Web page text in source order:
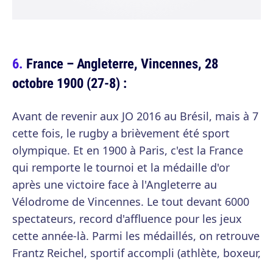
France – Angleterre, Vincennes, 28
octobre 1900 (27-8) :
Avant de revenir aux JO 2016 au Brésil, mais à 7
cette fois, le rugby a brièvement été sport
olympique. Et en 1900 à Paris, c'est la France
qui remporte le tournoi et la médaille d'or
après une victoire face à l'Angleterre au
Vélodrome de Vincennes. Le tout devant 6000
spectateurs, record d'affluence pour les jeux
cette année-là. Parmi les médaillés, on retrouve
Frantz Reichel, sportif accompli (athlète, boxeur,